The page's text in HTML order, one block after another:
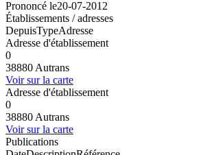
Prononcé le20-07-2012
Établissements / adresses
DepuisTypeAdresse
Adresse d'établissement
0
38880 Autrans
Voir sur la carte
Adresse d'établissement
0
38880 Autrans
Voir sur la carte
Publications